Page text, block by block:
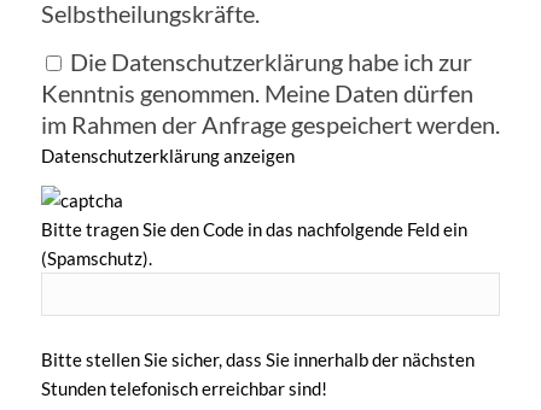
Selbstheilungskräfte.
Die Datenschutzerklärung habe ich zur
Kenntnis genommen. Meine Daten dürfen
im Rahmen der Anfrage gespeichert werden.
Datenschutzerklärung anzeigen
Bitte tragen Sie den Code in das nachfolgende Feld ein
(Spamschutz).
Bitte stellen Sie sicher, dass Sie innerhalb der nächsten
Stunden telefonisch erreichbar sind!